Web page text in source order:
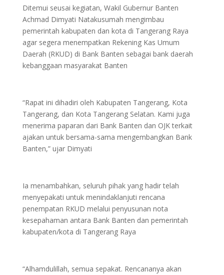
Ditemui seusai kegiatan, Wakil Gubernur Banten
Achmad Dimyati Natakusumah mengimbau
pemerintah kabupaten dan kota di Tangerang Raya
agar segera menempatkan Rekening Kas Umum
Daerah (RKUD) di Bank Banten sebagai bank daerah
kebanggaan masyarakat Banten
“Rapat ini dihadiri oleh Kabupaten Tangerang, Kota
Tangerang, dan Kota Tangerang Selatan. Kami juga
menerima paparan dari Bank Banten dan OJK terkait
ajakan untuk bersama-sama mengembangkan Bank
Banten,” ujar Dimyati
Ia menambahkan, seluruh pihak yang hadir telah
menyepakati untuk menindaklanjuti rencana
penempatan RKUD melalui penyusunan nota
kesepahaman antara Bank Banten dan pemerintah
kabupaten/kota di Tangerang Raya
“Alhamdulillah, semua sepakat. Rencananya akan